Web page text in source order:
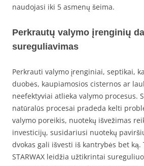
naudojasi iki 5 asmenų šeima.
Perkrautų valymo įrenginių
sureguliavimas
Perkrauti valymo įrenginiai, septikai,
duobės, kaupiamosios cisternos ar
neefektyviai atlieka valymo procesus.
natūralūs procesai pradeda kelti
valymo poreikis, nuotekų išvežimas
investicijų, susidariusi nuotekų
dvokas gali išvesti iš kantrybės bet
STARWAX leidžia užtikrintai